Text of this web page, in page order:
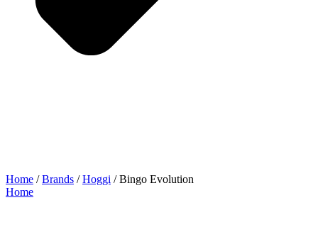
Home /Brands /Hoggi / Bingo Evolution
Home